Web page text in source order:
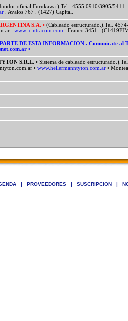
oficial Furukawa.).Tel.: 4555 0910/3905/5411 .
. Avalos 767 . (1427) Capital.
S.A. • (Cableado estructurado.).Tel.
. www.icintracom.com . Franco 3451 .
DE ESTA INFORMACION . Comunicate al
•
S.R.L. • Sistema de cableado
• www.hellermanntyton.com.ar •
| PROVEEDORES | SUSCRIPCION |